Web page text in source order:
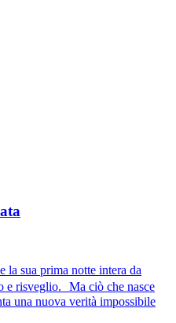
la sua prima notte intera da
e risveglio. Ma ciò che nasce
una nuova verità impossibile